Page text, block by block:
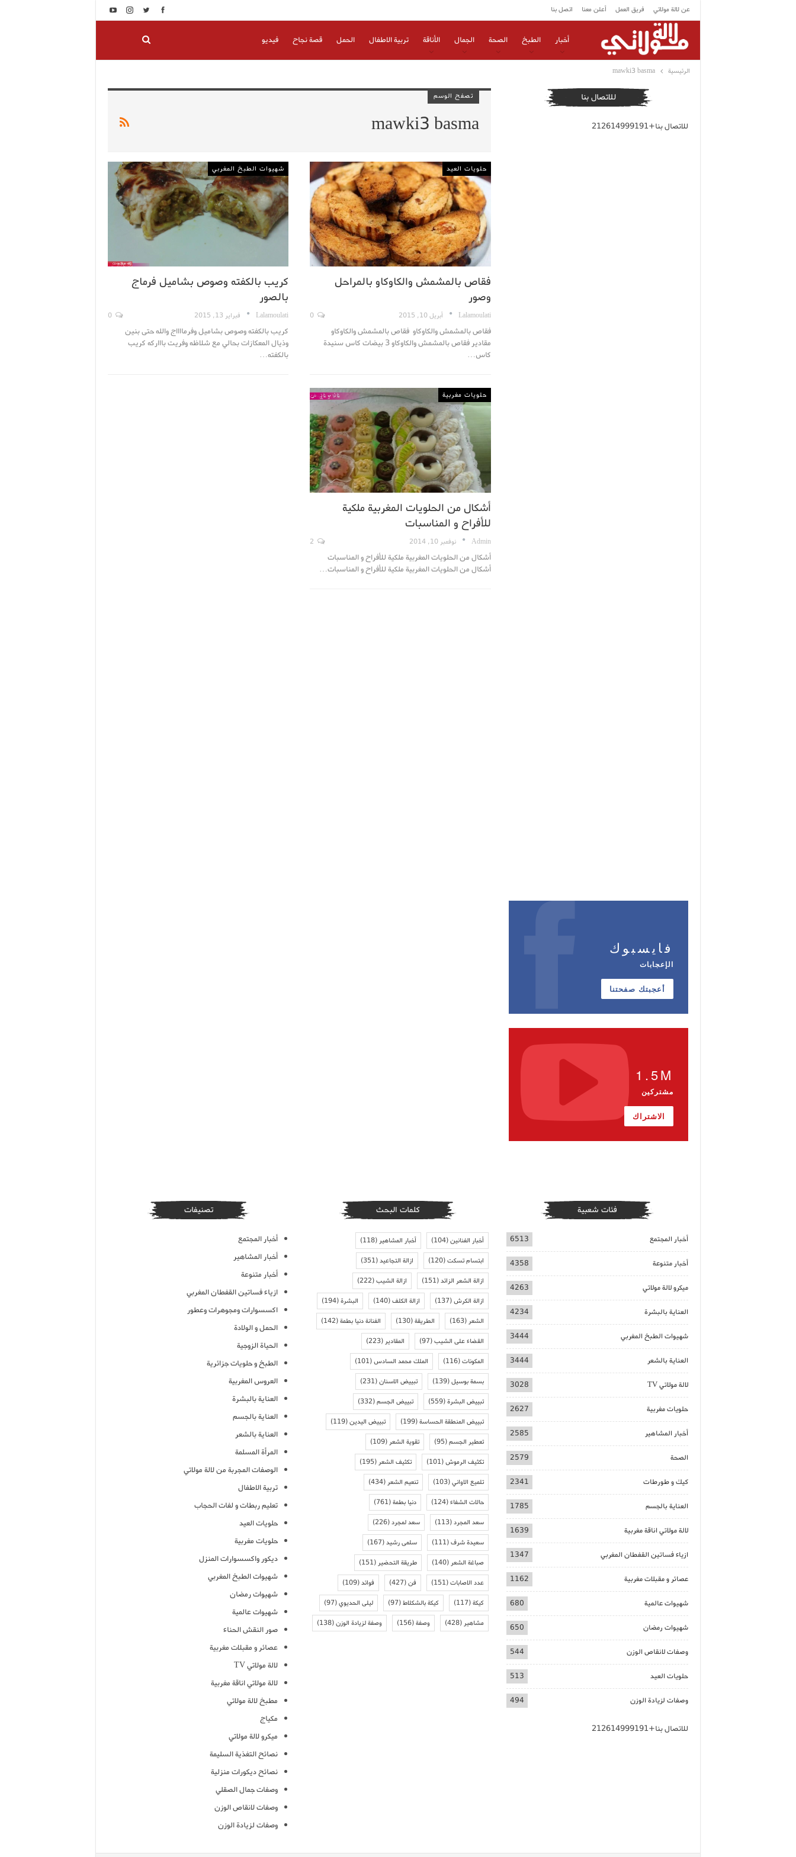
عن لالة مولاتي فريق العمل أعلن معنا اتصل بنا
أخبار الطبخ الصحة الجمال الأناقة تربية الاطفال الحمل قصة نجاح فيديو
الرئيسية mawki3 basma
تصفح الوسم
mawki3 basma
حلويات العيد
فقاص بالمشمش والكاوكاو بالمراحل
وصور
Lalamoulati أبريل 10, 2015
فقاص بالمشمش والكاوكاو فقاص بالمشمش والكاوكاو
مقادير فقاص بالمشمش والكاوكاو 3 بيضات كاس سنيدة
كاس…
شهيوات الطبخ المغربي
كريب بالكفته وصوص بشاميل فرماج
بالصور
Lalamoulati فبراير 13, 2015
كريب بالكفته وصوص بشاميل وفرمااااج والله حتى بنين
وذيال المعكازات بحالي مع شلاظه وفريت باااركه كريب
بالكفته…
حلويات مغربية
أشكال من الحلويات المغربية ملكية
للأفراح و المناسبات
Admin نوفمبر 10, 2014
أشكال من الحلويات المغربية ملكية للأفراح و المناسبات
أشكال من الحلويات المغربية ملكية للأفراح و المناسبات…
للاتصال بنا
للاتصال بنا+212614999191
فايسبوك
الإعجابات
أعجبتك صفحتنا
1.5M
مشتركين
الاشتراك
فئات شعبية
أخبار المجتمع 6513
أخبار متنوعة 4358
ميكرو لالة مولاتي 4263
العناية بالبشرة 4234
شهيوات الطبخ المغربي 3444
العناية بالشعر 3444
لالة مولاتي TV 3028
حلويات مغربية 2627
أخبار المشاهير 2585
الصحة 2579
كيك و طورطات 2341
العناية بالجسم 1785
لالة مولاتي اناقة مغربية 1639
ازياء فساتين القفطان المغربي 1347
عصائر و مقبلات مغربية 1162
شهيوات عالمية 680
شهيوات رمضان 650
وصفات لانقاص الوزن 544
حلويات العيد 513
وصفات لزيادة الوزن 494
للاتصال بنا+212614999191
كلمات البحث
أخبار الفنانين(104) أخبار المشاهير(118)
ابتسام تسكت(120) ازالة التجاعيد(351)
ازالة الشعر الزائد(151) ازالة الشيب(222)
ازالة الكرش(137) ازالة الكلف(140) البشرة(194)
الشعر(163) الطريقة(130) الفنانة دنيا بطمة(142)
القضاء على الشيب(97) المقادير(223)
المكونات(116) الملك محمد السادس(101)
بسمة بوسيل(139) تبييض الاسنان(231)
تبييض البشرة(559) تبييض الجسم(332)
تبييض المنطقة الحساسة(199) تبييض اليدين(119)
تعطير الجسم(95) تقوية الشعر(109)
تكثيف الرموش(101) تكثيف الشعر(195)
تلميع الاواني(103) تنعيم الشعر(434)
حالات الشفاء(124) دنيا بطمة(761)
سعد المجرد(113) سعد لمجرد(226)
سعيدة شرف(111) سلمى رشيد(167)
صباغة الشعر(140) طريقة التحضير(151)
عدد الاصابات(151) فن(427) فوائد(109)
كيكة(117) كيكة بالشكلاط(97) ليلى الحديوي(97)
مشاهير(428) وصفة(156) وصفة لزيادة الوزن(138)
تصنيفات
أخبار المجتمع
أخبار المشاهير
أخبار متنوعة
ازياء فساتين القفطان المغربي
اكسسوارات ومجوهرات وعطور
الحمل و الولادة
الحياة الزوجية
الطبخ و حلويات جزائرية
العروس المغربية
العناية بالبشرة
العناية بالجسم
العناية بالشعر
المرأة المسلمة
الوصفات المجربة من لالة مولاتي
تربية الاطفال
تعليم ربطات و لفات الحجاب
حلويات العيد
حلويات مغربية
ديكور واكسسوارات المنزل
شهيوات الطبخ المغربي
شهيوات رمضان
شهيوات عالمية
صور النقش الحناء
عصائر و مقبلات مغربية
لالة مولاتي TV
لالة مولاتي اناقة مغربية
مطبخ لالة مولاتي
مكياج
ميكرو لالة مولاتي
نصائح التغذية السليمة
نصائح ديكورات منزلية
وصفات جمال الصقلي
وصفات لانقاص الوزن
وصفات لزيادة الوزن